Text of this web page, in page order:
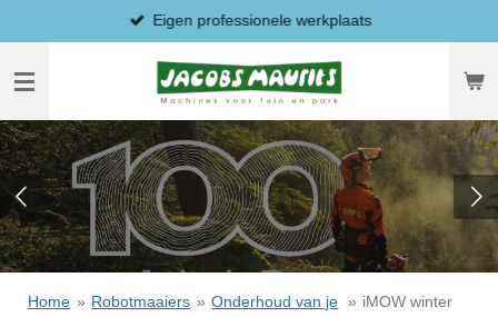
direct
naar
hoofdinhoud
Eigen professionele werkplaats
Home » Robotmaaiers » Onderhoud van je » iMOW winter